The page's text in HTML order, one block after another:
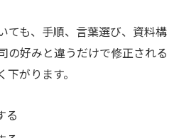
ても、手順、言葉選び、資料構
の好みと違うだけで修正される
がります。
る